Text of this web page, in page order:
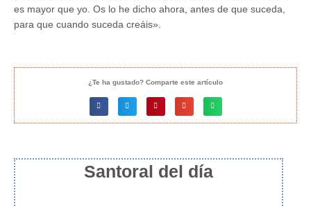
es mayor que yo. Os lo he dicho ahora, antes de que suceda,
para que cuando suceda creáis».
¿Te ha gustado? Comparte este artículo
Santoral del día